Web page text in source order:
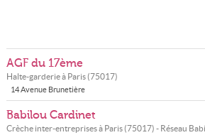
AGF du 17ème
Halte-garderie à Paris(75017)
14 Avenue Brunetière
Babilou Cardinet
Crèche inter-entreprises à Paris(75017) - Réseau